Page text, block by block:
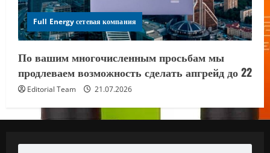
Full Energy сетевая компания
По вашим многочисленным просьбам мы
продлеваем возможность сделать апгрейд до 22
Editorial Team 21.07.2026